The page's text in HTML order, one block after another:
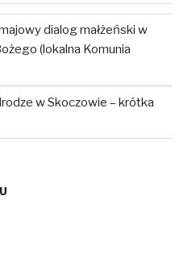
dialog małżeński w
(lokalna Komunia
w Skoczowie – krótka